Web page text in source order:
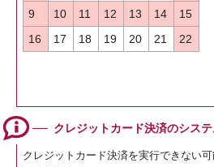
9
10 11 12 13 14
15
16
17 18 19 20 21 22
クレジットカード決済のシス
クレジットカード決済を実行できない